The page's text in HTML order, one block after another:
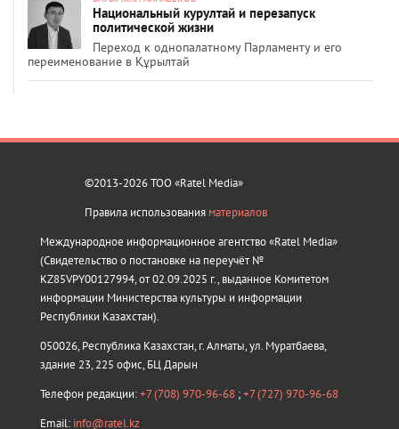
Национальный курултай и перезапуск
политической жизни
Переход к однопалатному Парламенту и его
переименование в Құрылтай
©2013-2026 ТОО «Ratel Media»
Правила использования материалов
Международное информационное агентство «Ratel Media»
(Свидетельство о постановке на переучёт №
KZ85VPY00127994, от 02.09.2025 г., выданное Комитетом
информации Министерства культуры и информации
Республики Казахстан).
050026, Республика Казахстан, г. Алматы, ул. Муратбаева,
здание 23, 225 офис, БЦ Дарын
Телефон редакции:+7 (708) 970-96-68 ;+7 (727) 970-96-68
Email: info@ratel.kz